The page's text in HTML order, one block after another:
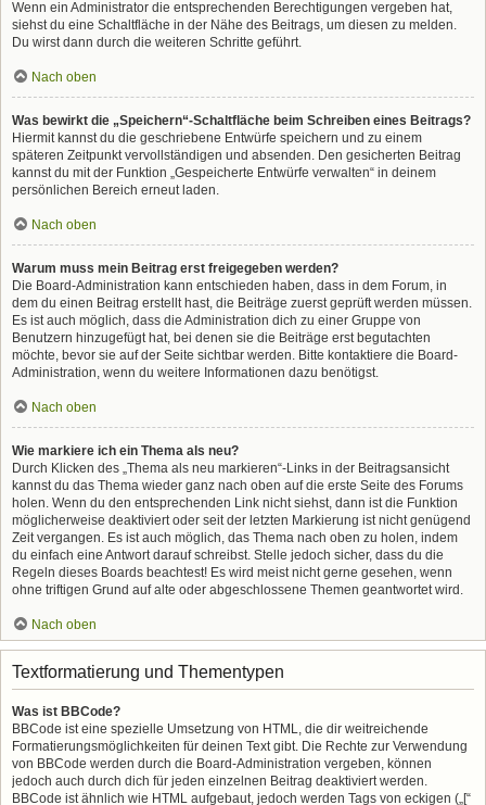
Wenn ein Administrator die entsprechenden Berechtigungen vergeben hat,
siehst du eine Schaltfläche in der Nähe des Beitrags, um diesen zu melden.
Du wirst dann durch die weiteren Schritte geführt.
Nach oben
Was bewirkt die „Speichern“-Schaltfläche beim Schreiben eines Beitrags?
Hiermit kannst du die geschriebene Entwürfe speichern und zu einem
späteren Zeitpunkt vervollständigen und absenden. Den gesicherten Beitrag
kannst du mit der Funktion „Gespeicherte Entwürfe verwalten“ in deinem
persönlichen Bereich erneut laden.
Nach oben
Warum muss mein Beitrag erst freigegeben werden?
Die Board-Administration kann entschieden haben, dass in dem Forum, in
dem du einen Beitrag erstellt hast, die Beiträge zuerst geprüft werden müssen.
Es ist auch möglich, dass die Administration dich zu einer Gruppe von
Benutzern hinzugefügt hat, bei denen sie die Beiträge erst begutachten
möchte, bevor sie auf der Seite sichtbar werden. Bitte kontaktiere die Board-
Administration, wenn du weitere Informationen dazu benötigst.
Nach oben
Wie markiere ich ein Thema als neu?
Durch Klicken des „Thema als neu markieren“-Links in der Beitragsansicht
kannst du das Thema wieder ganz nach oben auf die erste Seite des Forums
holen. Wenn du den entsprechenden Link nicht siehst, dann ist die Funktion
möglicherweise deaktiviert oder seit der letzten Markierung ist nicht genügend
Zeit vergangen. Es ist auch möglich, das Thema nach oben zu holen, indem
du einfach eine Antwort darauf schreibst. Stelle jedoch sicher, dass du die
Regeln dieses Boards beachtest! Es wird meist nicht gerne gesehen, wenn
ohne triftigen Grund auf alte oder abgeschlossene Themen geantwortet wird.
Nach oben
Textformatierung und Thementypen
Was ist BBCode?
BBCode ist eine spezielle Umsetzung von HTML, die dir weitreichende
Formatierungsmöglichkeiten für deinen Text gibt. Die Rechte zur Verwendung
von BBCode werden durch die Board-Administration vergeben, können
jedoch auch durch dich für jeden einzelnen Beitrag deaktiviert werden.
BBCode ist ähnlich wie HTML aufgebaut, jedoch werden Tags von eckigen („[“